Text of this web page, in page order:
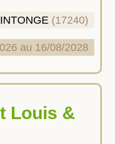
(17240)
au 16/08/2028